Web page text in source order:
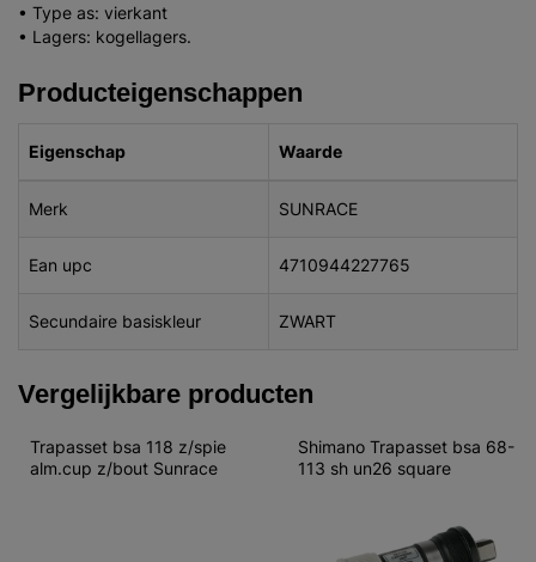
• Type as: vierkant
• Lagers: kogellagers.
Producteigenschappen
Eigenschap Waarde
Merk SUNRACE
Ean upc 4710944227765
Secundaire basiskleur ZWART
Vergelijkbare producten
Trapasset bsa 118 z/spie
alm.cup z/bout Sunrace
Shimano Trapasset bsa 68-
113 sh un26 square